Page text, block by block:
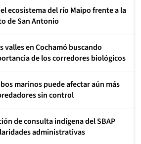
ecosistema del río Maipo frente a la
de San Antonio
valles en Cochamó buscando
de los corredores biológicos
marinos puede afectar aún más
sin control
de consulta indígena del SBAP
administrativas